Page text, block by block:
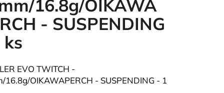
16.8g/OIKAWA
- SUSPENDING
ks
EVO TWITCH -
16.8g/OIKAWAPERCH - SUSPENDING - 1